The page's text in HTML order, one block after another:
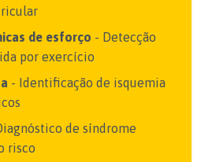
de esforço - Detecção
por exercício
- Identificação de isquemia
de síndrome
risco